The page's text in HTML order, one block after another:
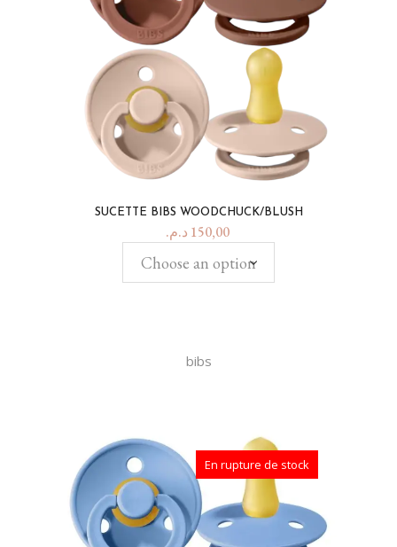
SUCETTE BIBS WOODCHUCK/BLUSH
150,00 د.م.
Choose an option
bibs
En rupture de stock